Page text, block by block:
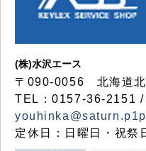
(株)水沢エース
〒090-0056 北海道北
TEL：0157-36-2151
定休日：日曜日・祝祭